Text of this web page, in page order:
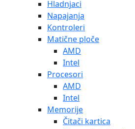
Hladnjaci
Napajanja
Kontroleri
Matične ploče
AMD
Intel
Procesori
AMD
Intel
Memorije
Čitači kartica